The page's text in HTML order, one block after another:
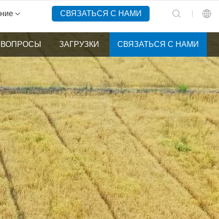
СВЯЗАТЬСЯ С НАМИ
English
Español
Русский
Português(Portugal)
Português(Brasil)
Türkçe
Tiếng Việt
ВОПРОСЫ ЗАГРУЗКИ СВЯЗАТЬСЯ С НАМИ